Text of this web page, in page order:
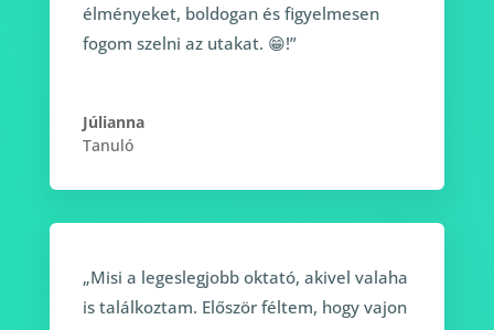
élményeket, boldogan és figyelmesen
fogom szelni az utakat. 😁!”
Júlianna
Tanuló
„Misi a legeslegjobb oktató, akivel valaha
is találkoztam. Először féltem, hogy vajon